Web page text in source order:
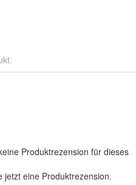
Produktrezension für dieses
jetzt eine Produktrezension.